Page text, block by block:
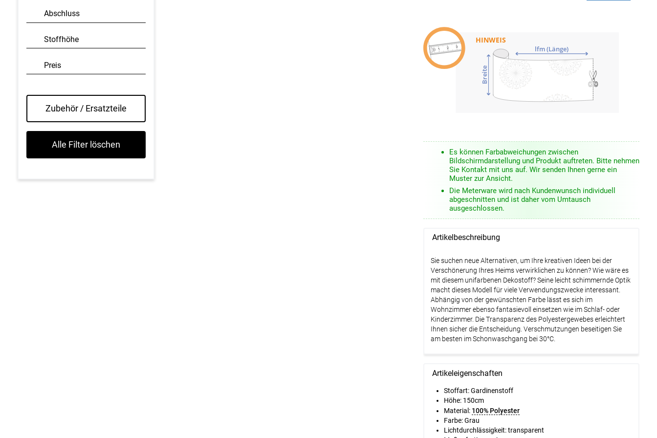
Abschluss
Stoffhöhe
Preis
Zubehör / Ersatzteile
Alle Filter löschen
lfm (Länge)
Breite
HINWEIS
Es können Farbabweichungen zwischen
Bildschirmdarstellung und Produkt auftreten. Bitte nehmen
Sie Kontakt mit uns auf. Wir senden Ihnen gerne ein
Muster zur Ansicht.
Die Meterware wird nach Kundenwunsch individuell
abgeschnitten und ist daher vom Umtausch
ausgeschlossen.
Artikelbeschreibung
Sie suchen neue Alternativen, um Ihre kreativen Ideen bei der
Verschönerung Ihres Heims verwirklichen zu können? Wie wäre es
mit diesem unifarbenen Dekostoff? Seine leicht schimmernde Optik
macht dieses Modell für viele Verwendungszwecke interessant.
Abhängig von der gewünschten Farbe lässt es sich im
Wohnzimmer ebenso fantasievoll einsetzen wie im Schlaf- oder
Kinderzimmer. Die Transparenz des Polyestergewebes erleichtert
Ihnen sicher die Entscheidung. Verschmutzungen beseitigen Sie
am besten im Schonwaschgang bei 30°C.
Artikeleigenschaften
Stoffart: Gardinenstoff
Höhe: 150cm
Material: 100% Polyester
Farbe: Grau
Lichtdurchlässigkeit: transparent